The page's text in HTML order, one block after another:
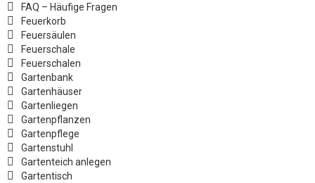
FAQ – Häufige Fragen
Feuerkorb
Feuersäulen
Feuerschale
Feuerschalen
Gartenbank
Gartenhäuser
Gartenliegen
Gartenpflanzen
Gartenpflege
Gartenstuhl
Gartenteich anlegen
Gartentisch